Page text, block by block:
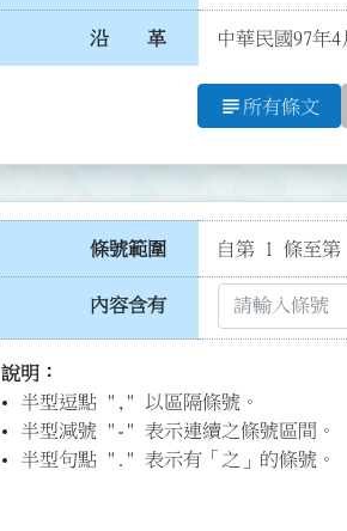
沿 革 中華民國97年
subject 所有條文
條號範圍 自第 1 條至
內容含有
說明：
半型逗點 "," 以區隔條號。
半型減號 "-" 表示連續之條號區間。
半型句點 "." 表示有「之」的條號。